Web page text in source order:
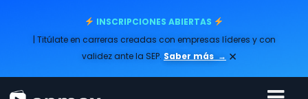
INSCRIPCIONES ABIERTAS
| Titúlate en carreras creadas con empresas líderes y con
validez ante la SEP. Saber más → ×